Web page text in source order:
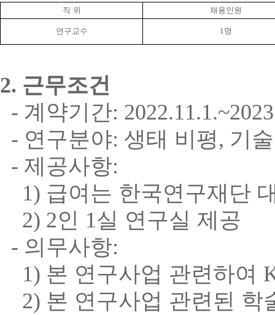
직 위 채용인원
연구교수 1명
2. 근무조건
- 계약기간:
- 연구분야: 생태 비평, 기
- 제공사항:
1) 급여는 한국연구재단
2) 2인 1실 연구실 제공
- 의무사항:
1) 본 연구사업 관련하여
2) 본 연구사업 관련된 학